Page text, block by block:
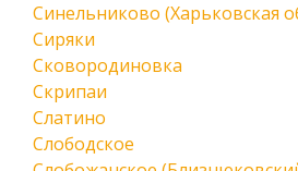
Синельниково (Харьковская
Сиряки
Сковородиновка
Скрипаи
Слатино
Слободское